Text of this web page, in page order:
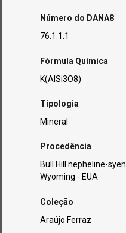
Número do DANA8
76.1.1.1
Fórmula Química
K(AlSi3O8)
Tipologia
Mineral
Procedência
Bull Hill nepheline-
Wyoming - EUA
Coleção
Araújo Ferraz